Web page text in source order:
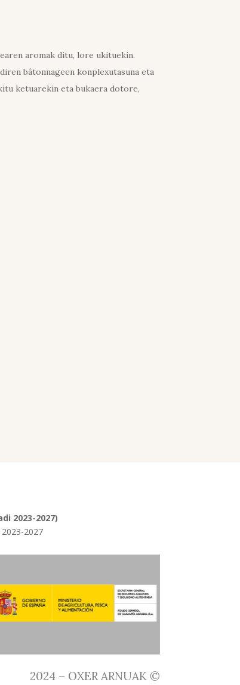
aromak ditu, lore ukituekin.
bâtonnageen konplexutasuna eta
ketuarekin eta bukaera dotore,
2023-2027)
2027
2024 – OXER ARNUAK ©